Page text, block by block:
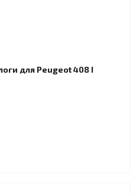
для Peugeot 408 I